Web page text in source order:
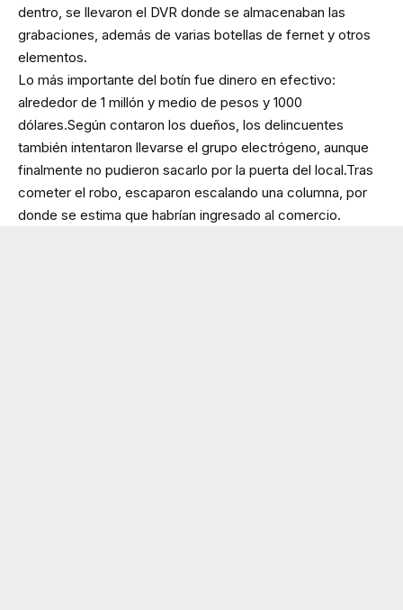
dentro, se llevaron el DVR donde se almacenaban las
grabaciones, además de varias botellas de fernet y otros
elementos.
Lo más importante del botín fue dinero en efectivo:
alrededor de 1 millón y medio de pesos y 1000
dólares.Según contaron los dueños, los delincuentes
también intentaron llevarse el grupo electrógeno, aunque
finalmente no pudieron sacarlo por la puerta del local.Tras
cometer el robo, escaparon escalando una columna, por
donde se estima que habrían ingresado al comercio.